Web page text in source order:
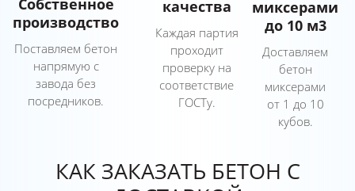
Собственное
производство
Поставляем бетон
напрямую с
завода без
посредников.
качества
Каждая партия
проходит
проверку на
соответствие
ГОСТу.
миксерами
до 10 м3
Доставляем
бетон
миксерами
от 1 до 10
кубов.
КАК ЗАКАЗАТЬ БЕТОН С